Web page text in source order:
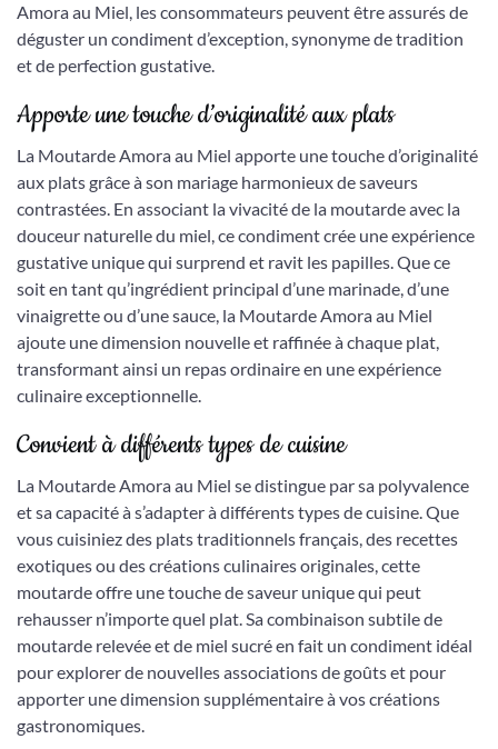
Amora au Miel, les consommateurs peuvent être assurés de
déguster un condiment d’exception, synonyme de tradition
et de perfection gustative.
Apporte une touche d’originalité aux plats
La Moutarde Amora au Miel apporte une touche d’originalité
aux plats grâce à son mariage harmonieux de saveurs
contrastées. En associant la vivacité de la moutarde avec la
douceur naturelle du miel, ce condiment crée une expérience
gustative unique qui surprend et ravit les papilles. Que ce
soit en tant qu’ingrédient principal d’une marinade, d’une
vinaigrette ou d’une sauce, la Moutarde Amora au Miel
ajoute une dimension nouvelle et raffinée à chaque plat,
transformant ainsi un repas ordinaire en une expérience
culinaire exceptionnelle.
Convient à différents types de cuisine
La Moutarde Amora au Miel se distingue par sa polyvalence
et sa capacité à s’adapter à différents types de cuisine. Que
vous cuisiniez des plats traditionnels français, des recettes
exotiques ou des créations culinaires originales, cette
moutarde offre une touche de saveur unique qui peut
rehausser n’importe quel plat. Sa combinaison subtile de
moutarde relevée et de miel sucré en fait un condiment idéal
pour explorer de nouvelles associations de goûts et pour
apporter une dimension supplémentaire à vos créations
gastronomiques.